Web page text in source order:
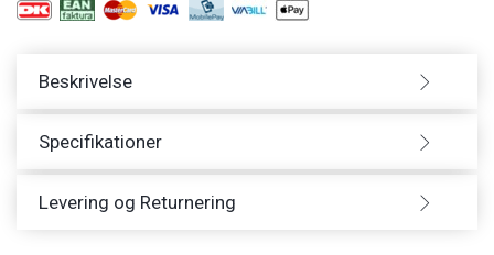
Beskrivelse
Specifikationer
Levering og Returnering